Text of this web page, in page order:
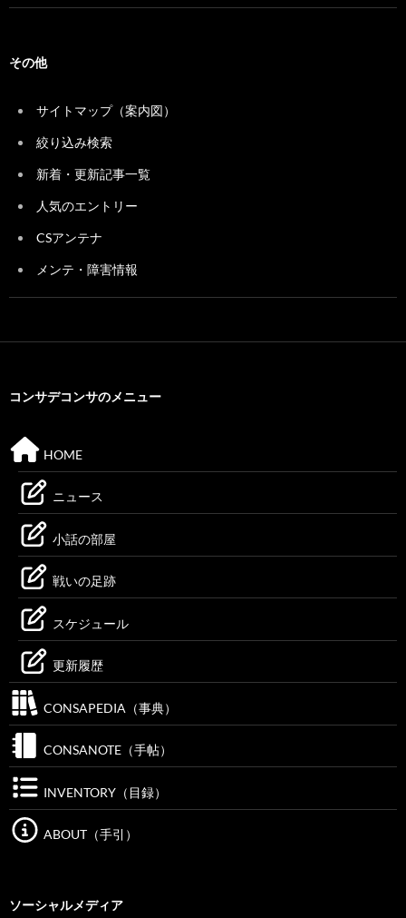
その他
サイトマップ（案内図）
絞り込み検索
新着・更新記事一覧
人気のエントリー
CSアンテナ
メンテ・障害情報
コンサデコンサのメニュー
HOME
ニュース
小話の部屋
戦いの足跡
スケジュール
更新履歴
CONSAPEDIA（事典）
CONSANOTE（手帖）
INVENTORY（目録）
ABOUT（手引）
ソーシャルメディア